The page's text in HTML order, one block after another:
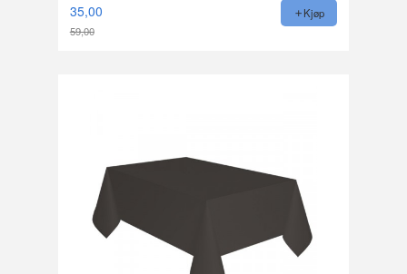
35,00
59,00
Kjøp